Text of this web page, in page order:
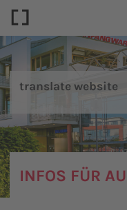
translate website
INFOS FÜR